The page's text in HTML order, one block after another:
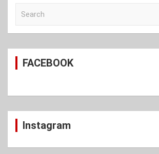
c
FACEBOOK
Instagram